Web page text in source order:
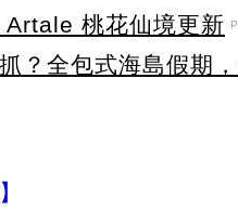
桃花仙境更新
？全包式海島假期